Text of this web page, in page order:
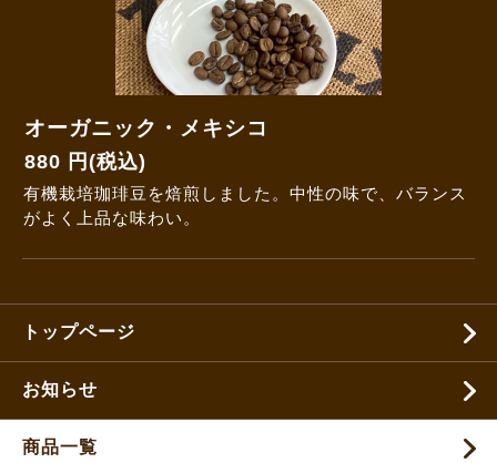
オーガニック・メキシコ
880 円(税込)
有機栽培珈琲豆を焙煎しました。中性の味で、バランス
がよく上品な味わい。
トップページ
お知らせ
商品一覧